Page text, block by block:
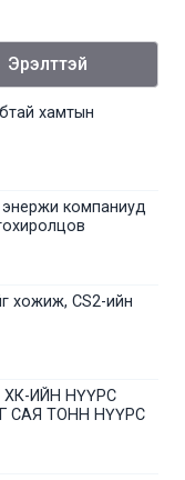
Эрэлттэй
хамтын
компаниуд
хожиж, CS2-ийн
ИЙН НҮҮРС
САЯ ТОНН НҮҮРС